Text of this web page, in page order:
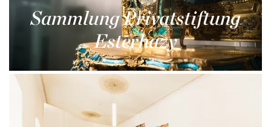
Sammlung Privatstiftung
Esterhazy